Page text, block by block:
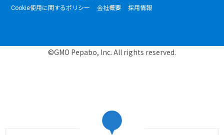
Cookie使用に関するポリシー
会社概要 採用情報
©GMO Pepabo, Inc. All rights reserved.